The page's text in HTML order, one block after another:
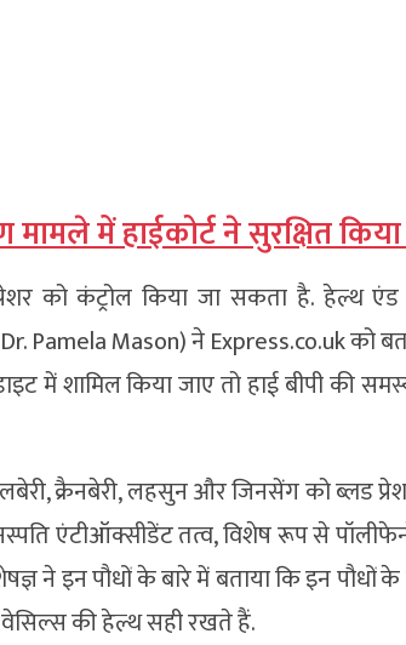
में हाईकोर्ट ने सुरक्षित किया
को कंट्रोल किया जा सकता है. हेल्थ
Pamela Mason) ने Express.co.uk को
में शामिल किया जाए तो हाई बीपी की
क्रैनबेरी, लहसुन और जिनसेंग को ब्लड
एंटीऑक्सीडेंट तत्व, विशेष रूप से
ने इन पौधों के बारे में बताया कि इन
की हेल्थ सही रखते हैं.